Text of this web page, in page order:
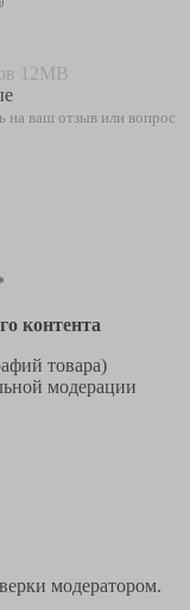
12MB
ваш отзыв или вопрос
контента
товара)
модерации
модератором.